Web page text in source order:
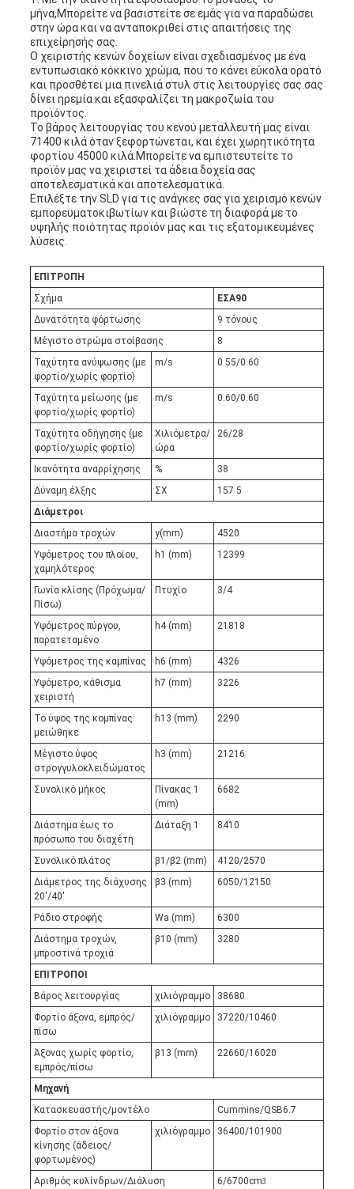
μήνα,Μπορείτε να βασιστείτε σε εμάς για να παραδώσει
στην ώρα και να ανταποκριθεί στις απαιτήσεις της
επιχείρησής σας.
Ο χειριστής κενών δοχείων είναι σχεδιασμένος με ένα
εντυπωσιακό κόκκινο χρώμα, που το κάνει εύκολα ορατό
και προσθέτει μια πινελιά στυλ στις λειτουργίες σας.σας
δίνει ηρεμία και εξασφαλίζει τη μακροζωία του
προϊόντος.
Το βάρος λειτουργίας του κενού μεταλλευτή μας είναι
71400 κιλά όταν ξεφορτώνεται, και έχει χωρητικότητα
φορτίου 45000 κιλά.Μπορείτε να εμπιστευτείτε το
προϊόν μας να χειριστεί τα άδεια δοχεία σας
αποτελεσματικά και αποτελεσματικά.
Επιλέξτε την SLD για τις ανάγκες σας για χειρισμό κενών
εμπορευματοκιβωτίων και βιώστε τη διαφορά με το
υψηλής ποιότητας προϊόν μας και τις εξατομικευμένες
λύσεις.
ΕΠΙΤΡΟΠΗ
Σχήμα
ΕΣΑ90
Δυνατότητα φόρτωσης
9 τόνους
Μέγιστο στρώμα στοίβασης
8
Ταχύτητα ανύψωσης (με
φορτίο/χωρίς φορτίο)
m/s 0.55/0.60
Ταχύτητα μείωσης (με
φορτίο/χωρίς φορτίο)
m/s 0.60/0.60
Ταχύτητα οδήγησης (με
φορτίο/χωρίς φορτίο)
Χιλιόμετρα/
ώρα
26/28
Ικανότητα αναρρίχησης %
38
Δύναμη έλξης
ΣΧ
157.5
Διάμετροι
Διαστήμα τροχών
y(mm)
4520
Υψόμετρος του πλοίου,
χαμηλότερος
h1 (mm) 12399
Γωνία κλίσης (Πρόχωμα/
Πίσω)
Πτυχίο 3/4
Υψόμετρος πύργου,
παρατεταμένο
h4 (mm) 21818
Υψόμετρος της καμπίνας h6 (mm)
4326
Υψόμετρο, κάθισμα
χειριστή
h7 (mm) 3226
Το ύψος της κομπίνας
μειώθηκε
h13 (mm) 2290
Μέγιστο ύψος
στρογγυλοκλειδώματος
h3 (mm) 21216
Συνολικό μήκος
Πίνακας 1
(mm)
6682
Διάστημα έως το
πρόσωπο του διαχέτη
Διάταξη 1 8410
Συνολικό πλάτος β1/β2 (mm)
4120/2570
Διάμετρος της διάχυσης
20'/40'
β3 (mm) 6050/12150
Ράδιο στροφής Wa (mm)
6300
Διάστημα τροχών,
μπροστινά τροχιά
β10 (mm) 3280
ΕΠΙΤΡΟΠΟΙ
Βάρος λειτουργίας
χιλιόγραμμο
38680
Φορτίο άξονα, εμπρός/
πίσω
χιλιόγραμμο 37220/10460
Άξονας χωρίς φορτίο,
εμπρός/πίσω
β13 (mm) 22660/16020
Μηχανή
Κατασκευαστής/μοντέλο
Cummins/QSB6.7
Φορτίο στον άξονα
κίνησης (άδειος/
φορτωμένος)
χιλιόγραμμο 36400/101900
Αριθμός κυλίνδρων/Διάλυση 6/6700cm3